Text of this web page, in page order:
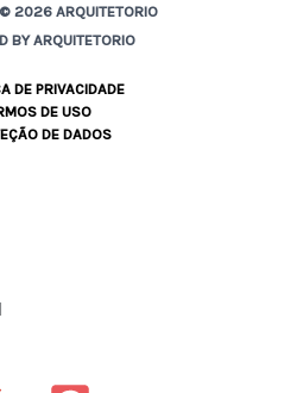
2026 ARQUITETORIO
BY ARQUITETORIO
DE PRIVACIDADE
DE USO
DE DADOS